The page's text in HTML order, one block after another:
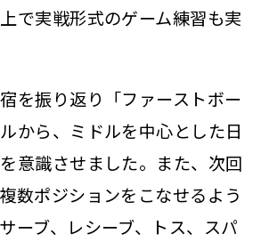
で実戦形式のゲーム練習も実
を振り返り「ファーストボー
から、ミドルを中心とした日
意識させました。また、次回
数ポジションをこなせるよう
ーブ、レシーブ、トス、スパ